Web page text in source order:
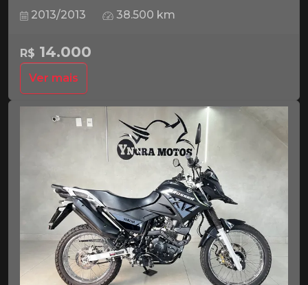
2013/2013 38.500 km
R$ 14.000
Ver mais